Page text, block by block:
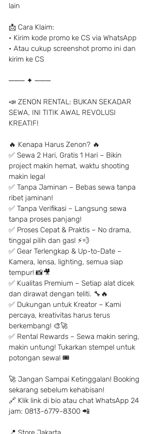
lain
📩 Cara Klaim:
• Kirim kode promo ke CS via WhatsApp
• Atau cukup screenshot promo ini dan
kirim ke CS
─── ✦ ───
📣 ZENON RENTAL: BUKAN SEKADAR
SEWA, INI TITIK AWAL REVOLUSI
KREATIF!
🔥 Kenapa Harus Zenon? 🔥
✅ Sewa 2 Hari, Gratis 1 Hari – Bikin
project makin hemat, waktu shooting
makin lega!
✅ Tanpa Jaminan – Bebas sewa tanpa
ribet jaminan!
✅ Tanpa Verifikasi – Langsung sewa
tanpa proses panjang!
✅ Proses Cepat & Praktis – No drama,
tinggal pilih dan gas! ⚡️💨
✅ Gear Terlengkap & Up-to-Date –
Kamera, lensa, lighting, semua siap
tempur! 📸🎥
✅ Kualitas Premium – Setiap alat dicek
dan dirawat dengan teliti. 🔧🔥
✅ Dukungan untuk Kreator – Kami
percaya, kreativitas harus terus
berkembang! 🎨🚀
✅ Rental Rewards – Sewa makin sering,
makin untung! Tukarkan stempel untuk
potongan sewa! 🎟
🚀 Jangan Sampai Ketinggalan! Booking
sekarang sebelum kehabisan!
🔗 Klik link di bio atau chat WhatsApp 24
jam: 0813-6779-8300 📲